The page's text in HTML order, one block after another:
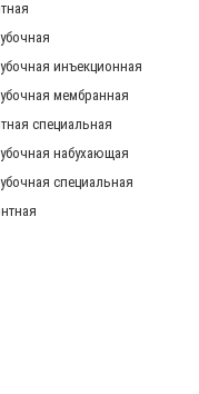
инъекционная
мембранная
специальная
набухающая
специальная